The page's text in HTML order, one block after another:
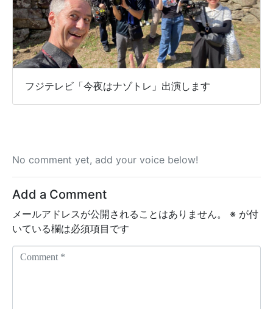
フジテレビ「今夜はナゾトレ」出演します
No comment yet, add your voice below!
Add a Comment
メールアドレスが公開されることはありません。 ※ が付
いている欄は必須項目です